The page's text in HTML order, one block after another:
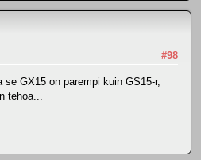
#98
GX15 on parempi kuin GS15-r,
tehoa...